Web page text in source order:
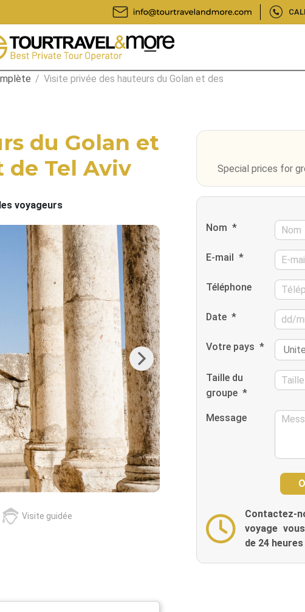
/ Visite privée des hauteurs du Golan et des
du Golan et
Tel Aviv
voyageurs
Next
Visite guidée
Special prices for
Nom *
E-mail *
Téléphone
Date *
Votre pays *
Taille du
groupe *
Message
Contactez-
voyage
de 24 heures